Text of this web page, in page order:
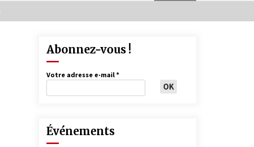
Abonnez-vous !
Votre adresse e-mail*
Événements